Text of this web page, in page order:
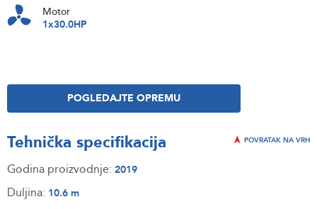
Motor
1x30.0HP
POGLEDAJTE OPREMU
Tehnička specifikacija POVRATAK NA VRH
Godina proizvodnje: 2019
Duljina: 10.6 m